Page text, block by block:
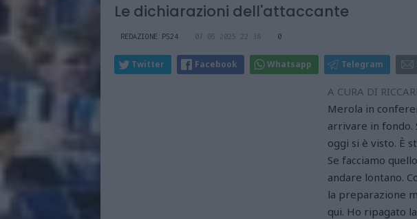
Le dichiarazioni dell'attaccante
REDAZIONE PS24 07.05.2025 22:38 0
Twitter Facebook Whatsapp Telegram
A CURA DI
Merola in
arrivare in fondo.
oggi si è visto. È
Se facciamo
andare lontano.
la preparazione
qui. Ho ripagato